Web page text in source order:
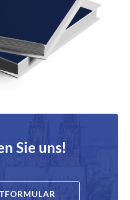
Sie uns!